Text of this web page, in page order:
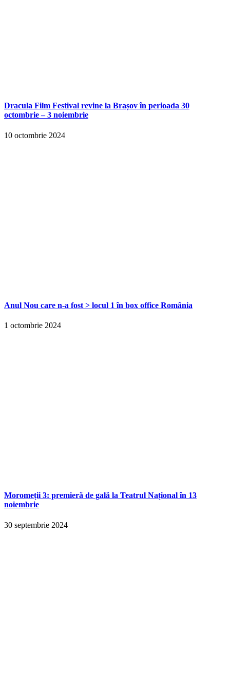
Dracula Film Festival revine la Brașov în perioada 30
octombrie – 3 noiembrie
10 octombrie 2024
Anul Nou care n-a fost > locul 1 în box office România
1 octombrie 2024
Moromeții 3: premieră de gală la Teatrul Național în 13
noiembrie
30 septembrie 2024